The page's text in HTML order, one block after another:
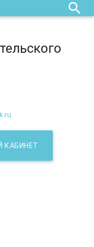
search
КАБИНЕТ